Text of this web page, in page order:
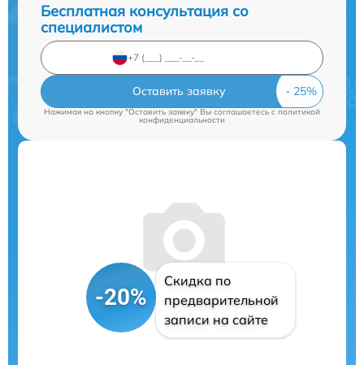
Бесплатная консультация со
специалистом
Оставить заявку
Нажимая на кнопку "Оставить заявку" Вы соглашаетесь cполитикой
конфиденциальности
-20%
Скидка по
предварительной
записи на сайте